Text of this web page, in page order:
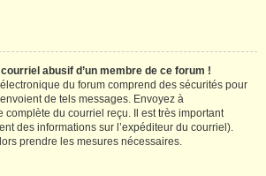
abusif d’un membre de ce forum !
du forum comprend des sécurités pour
de tels messages. Envoyez à
complète du courriel reçu. Il est très important
des informations sur l’expéditeur du courriel).
prendre les mesures nécessaires.